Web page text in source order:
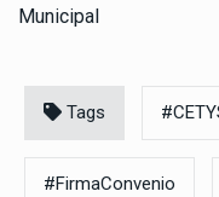
Municipal
Tags
#FirmaConvenio